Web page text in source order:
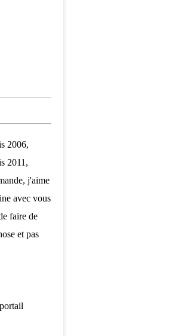
2006,
2011,
j'aime
avec vous
faire de
et pas